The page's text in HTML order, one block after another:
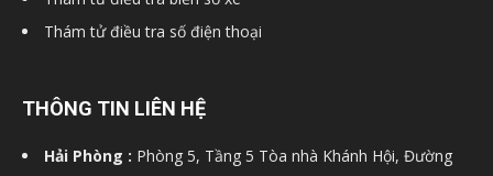
Thám tử điều tra số điện thoại
THÔNG TIN LIÊN HỆ
Hải Phòng : Phòng 5, Tầng 5 Tòa nhà Khánh Hội, Đường